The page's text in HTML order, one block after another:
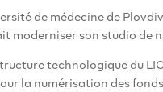
de médecine de
moderniser son studio de
technologique du
la numérisation des